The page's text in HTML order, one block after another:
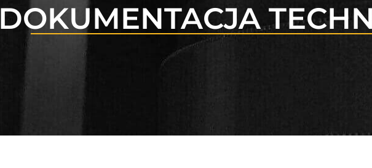
DOKUMENTACJA